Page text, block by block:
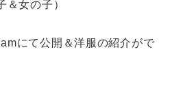
＆女の子）
にて公開＆洋服の紹介がで